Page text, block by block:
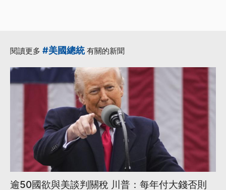
閱讀更多 #美國總統有關的新聞
逾50國欲與美談判關稅 川普：每年付大錢否則